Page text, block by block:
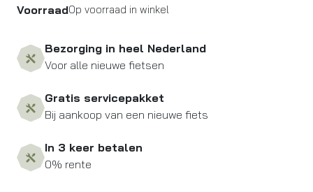
VoorraadOp voorraad in winkel
Bezorging in heel Nederland
Voor alle nieuwe fietsen
Gratis servicepakket
Bij aankoop van een nieuwe fiets
In 3 keer betalen
0% rente